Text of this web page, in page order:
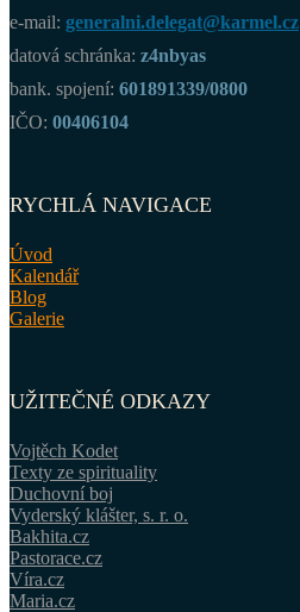
e-mail: generalni.delegat@karmel.cz
datová schránka: z4nbyas
bank. spojení: 601891339/0800
IČO: 00406104
RYCHLÁ NAVIGACE
Úvod
Kalendář
Blog
Galerie
UŽITEČNÉ ODKAZY
Vojtěch Kodet
Texty ze spirituality
Duchovní boj
Vyderský klášter, s. r. o.
Bakhita.cz
Pastorace.cz
Víra.cz
Maria.cz